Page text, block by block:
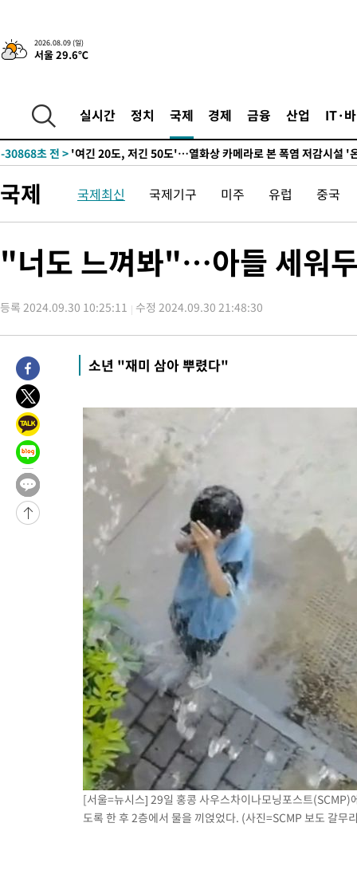
2026.08.09 (일)
서울 29.6℃
실시간 정치 국제 경제 금융 산업 IT·
-16287초 전 >
“美 이란전 무기 소진…북한과 분쟁시 주한 미군 취약해질 수
-30868초 전 >
차'
-30339초 전 > 콜롬비아 신임 우파 대통령 취임 하루만에 차량폭탄 폭발 사건
-21141초 전 >
이군이 불법 군시설 건설한 레바논 남부에서 레바논군 3명 폭
-18259초 전 >[속보]美중부 사령관, 이스라엘 긴급방문 다중화된 전선 상황
보, 언론 누출”
-16292초 전 >‘축구의 신’ 아르헨티나 축구 선수 메시의 부친 지병 별세
-30888초 전 >'여긴 20도, 저긴 50도'…열화상 카메라로 본 폭염 저감시설 '
-30359초 전 >콜롬비아 신임 우파 대통령 취임 하루만에 차량폭탄 폭발 사건
-23953초 전 >
튀르키예 외무장관, "메카 3국 방위협정은 이란이 목표 아냐 "
-21161초 전 >
이군이 불법 군시설 건설한 레바논 남부에서 레바논군 3명 폭
부상
-18279초 전 >
-16343초 전 >
美 국방부, 켄달 전 공군장관 보안허가 취소…“에어포스원 기
보, 언론 누출”
-16312초 전 >
‘축구의 신’ 아르헨티나 축구 선수 메시의 부친 지병 별세
-16287초 전 >
“美 이란전 무기 소진…북한과 분쟁시 주한 미군 취약해질 수
국제 국제최신 국제기구 미주 유럽 중국
"너도 느껴봐"…아들 세워
등록 2024.09.30 10:25:11 수정 2024.09.30 21:48:30
소년 "재미 삼아 뿌렸다"
[서울=뉴시스] 29일 홍콩 사우스차이나모닝포스트(SCMP)
도록 한 후 2층에서 물을 끼얹었다. (사진=SCMP 보도 갈무